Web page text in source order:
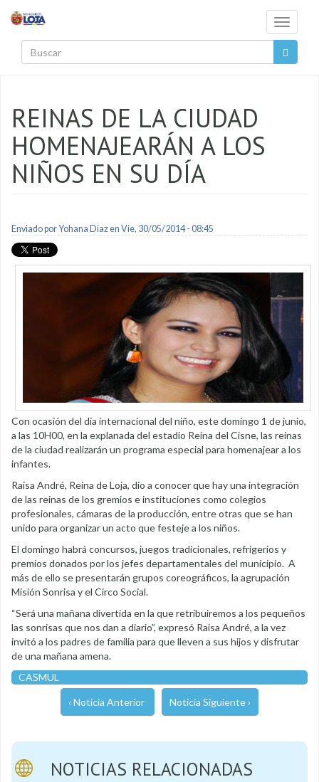
Toggle
REINAS DE LA CIUDAD
HOMENAJEARÁN A LOS
NIÑOS EN SU DÍA
Enviado porYohana Diazen Vie, 30/05/2014 - 08:45
Con ocasión del día internacional del niño, este domingo 1 de junio,
a las 10H00, en la explanada del estadio Reina del Cisne, las reinas
de la ciudad realizarán un programa especial para homenajear a los
infantes.
Raisa André, Reina de Loja, dio a conocer que hay una integración
de las reinas de los gremios e instituciones como colegios
profesionales, cámaras de la producción, entre otras que se han
unido para organizar un acto que festeje a los niños.
El domingo habrá concursos, juegos tradicionales, refrigerios y
premios donados por los jefes departamentales del municipio. A
más de ello se presentarán grupos coreográficos, la agrupación
Misión Sonrisa y el Circo Social.
“Será una mañana divertida en la que retribuiremos a los pequeños
las sonrisas que nos dan a diario”, expresó Raisa André, a la vez
invitó a los padres de familia para que lleven a sus hijos y disfrutar
de una mañana amena.
CASMUL
‹ Noticia Anterior Noticia Siguiente ›
NOTICIAS RELACIONADAS